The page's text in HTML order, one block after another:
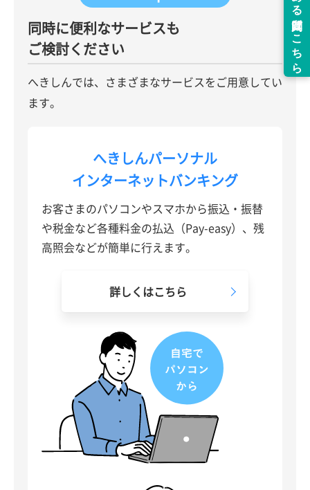
同時に便利なサービスも
ご検討ください
へきしんでは、さまざまなサービスをご用意してい
ます。
へきしんパーソナル
インターネットバンキング
お客さまのパソコンやスマホから振込・振替
や税金など各種料金の払込（Pay-easy）、残
高照会などが簡単に行えます。
詳しくはこちら